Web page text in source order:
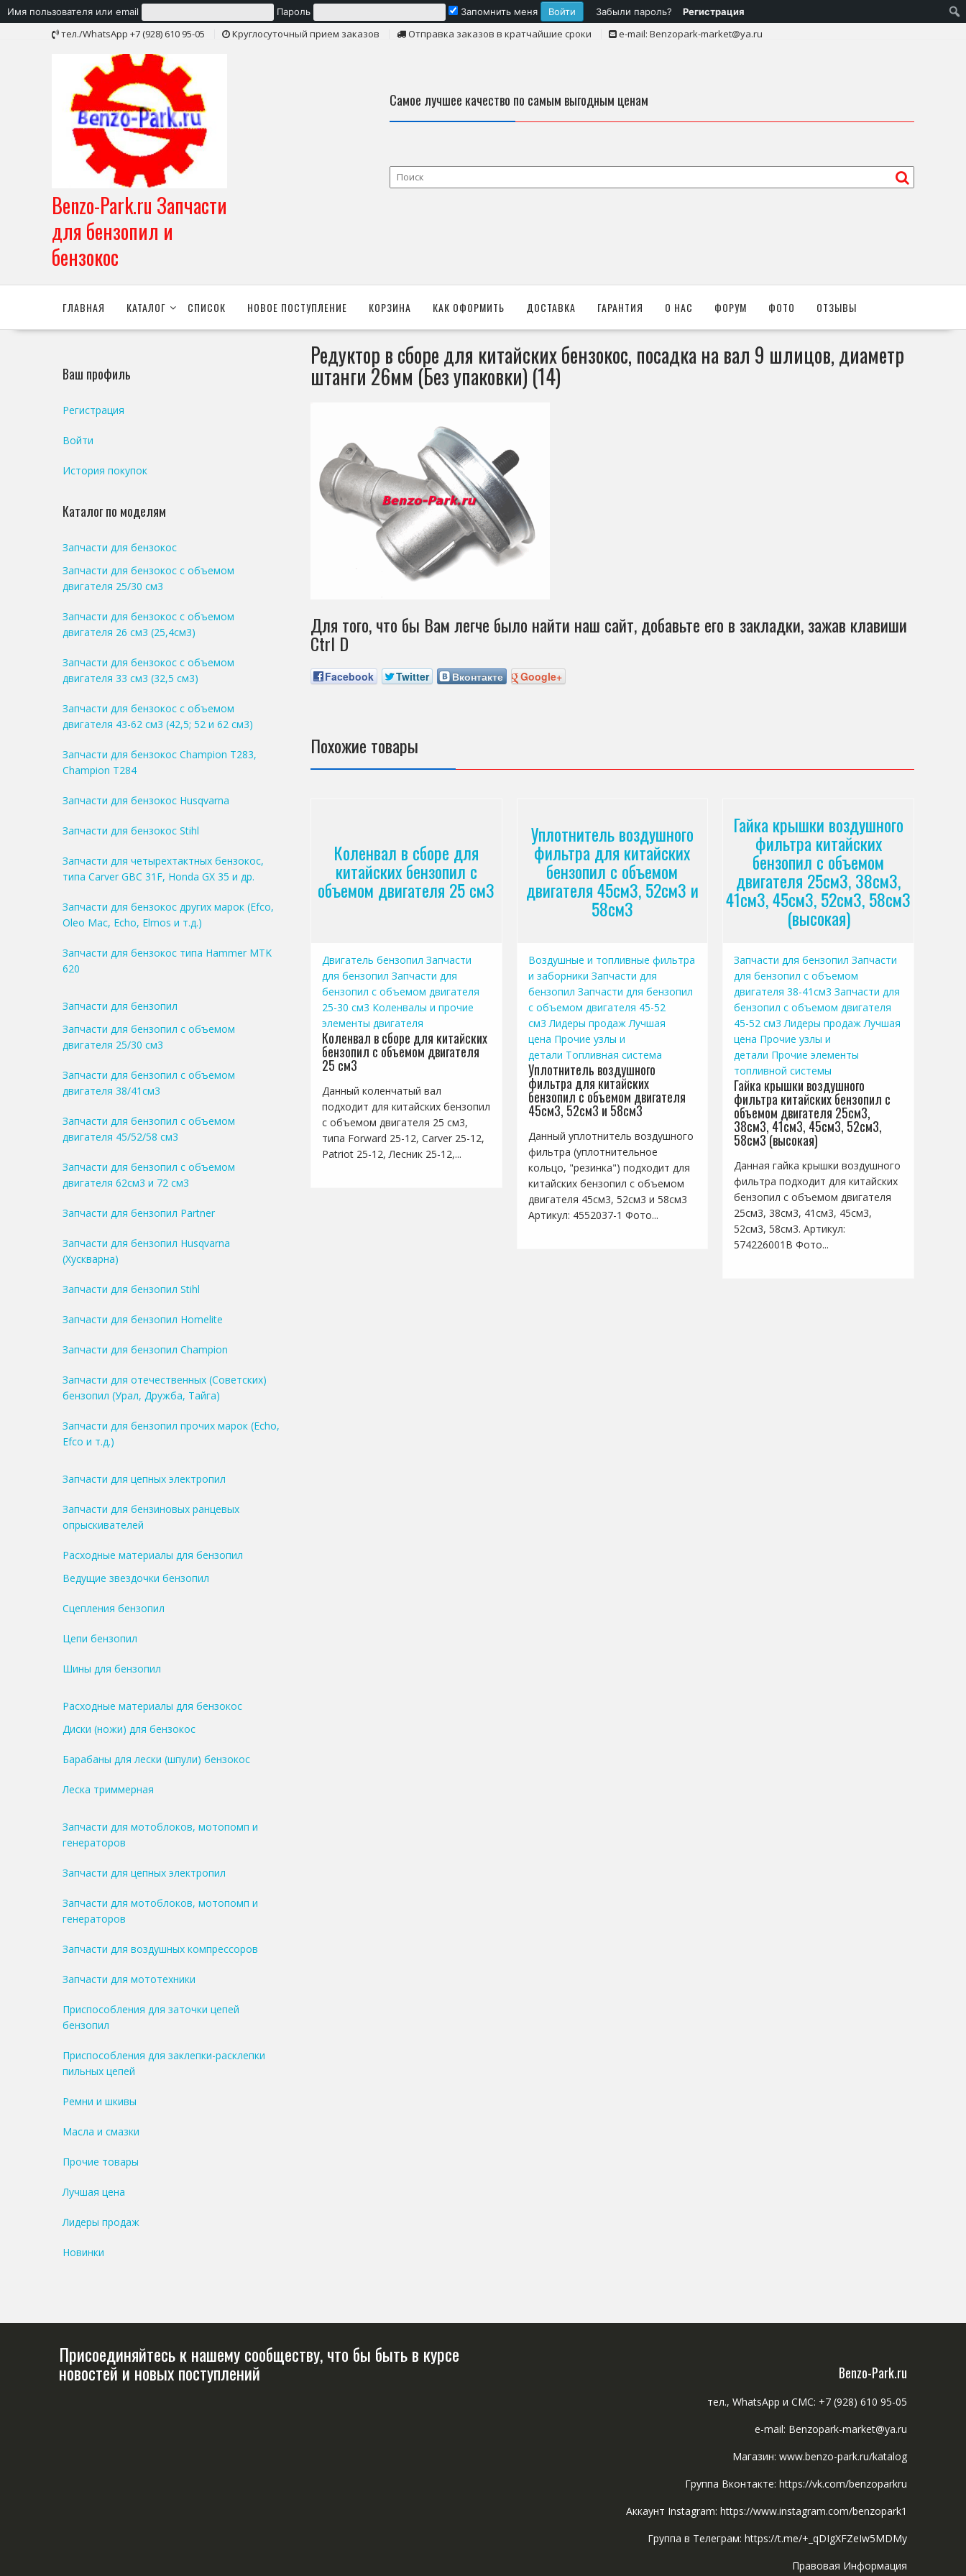
Имя пользователя или email Пароль Запомнить меня Забыли пароль? Регистрация
тел./WhatsApp +7 (928) 610 95-05 Круглосуточный прием заказов Отправка заказов в кратчайшие сроки e-mail: Benzopark-market@ya.ru
Benzo-Park.ru Запчасти
для бензопил и
бензокос
Самое лучшее качество по самым выгодным ценам
ГЛАВНАЯ КАТАЛОГ СПИСОК НОВОЕ ПОСТУПЛЕНИЕ КОРЗИНА КАК ОФОРМИТЬ ДОСТАВКА ГАРАНТИЯ О НАС ФОРУМ ФОТО ОТЗЫВЫ
Редуктор в сборе для китайских бензокос, посадка на вал 9 шлицов, диаметр
штанги 26мм (Без упаковки) (14)
Для того, что бы Вам легче было найти наш сайт, добавьте его в закладки, зажав клавиши
Ctrl D
Facebook Twitter Вконтакте Google+
Похожие товары
Коленвал в сборе для
китайских бензопил с
объемом двигателя 25 см3
Двигатель бензопил Запчасти
для бензопил Запчасти для
бензопил с объемом двигателя
25-30 см3 Коленвалы и прочие
элементы двигателя
Коленвал в сборе для китайских
бензопил с объемом двигателя
25 см3
Данный коленчатый вал
подходит для китайских бензопил
с объемом двигателя 25 см3,
типа Forward 25-12, Carver 25-12,
Patriot 25-12, Лесник 25-12,...
Уплотнитель воздушного
фильтра для китайских
бензопил с объемом
двигателя 45см3, 52см3 и
58см3
Воздушные и топливные фильтра
и заборники Запчасти для
бензопил Запчасти для бензопил
с объемом двигателя 45-52
см3 Лидеры продаж Лучшая
цена Прочие узлы и
детали Топливная система
Уплотнитель воздушного
фильтра для китайских
бензопил с объемом двигателя
45см3, 52см3 и 58см3
Данный уплотнитель воздушного
фильтра (уплотнительное
кольцо, "резинка") подходит для
китайских бензопил с объемом
двигателя 45см3, 52см3 и 58см3
Артикул: 4552037-1 Фото...
Гайка крышки воздушного
фильтра китайских
бензопил с объемом
двигателя 25см3, 38см3,
41см3, 45см3, 52см3, 58см3
(высокая)
Запчасти для бензопил Запчасти
для бензопил с объемом
двигателя 38-41см3 Запчасти для
бензопил с объемом двигателя
45-52 см3 Лидеры продаж Лучшая
цена Прочие узлы и
детали Прочие элементы
топливной системы
Гайка крышки воздушного
фильтра китайских бензопил с
объемом двигателя 25см3,
38см3, 41см3, 45см3, 52см3,
58см3 (высокая)
Данная гайка крышки воздушного
фильтра подходит для китайских
бензопил с объемом двигателя
25см3, 38см3, 41см3, 45см3,
52см3, 58см3. Артикул:
574226001B Фото...
Ваш профиль
Регистрация
Войти
История покупок
Каталог по моделям
Запчасти для бензокос
Запчасти для бензокос с объемом
двигателя 25/30 см3
Запчасти для бензокос с объемом
двигателя 26 см3 (25,4см3)
Запчасти для бензокос с объемом
двигателя 33 см3 (32,5 см3)
Запчасти для бензокос с объемом
двигателя 43-62 см3 (42,5; 52 и 62 см3)
Запчасти для бензокос Champion T283,
Champion T284
Запчасти для бензокос Husqvarna
Запчасти для бензокос Stihl
Запчасти для четырехтактных бензокос,
типа Carver GBC 31F, Honda GX 35 и др.
Запчасти для бензокос других марок (Efco,
Oleo Mac, Echo, Elmos и т.д.)
Запчасти для бензокос типа Hammer MTK
620
Запчасти для бензопил
Запчасти для бензопил с объемом
двигателя 25/30 см3
Запчасти для бензопил с объемом
двигателя 38/41см3
Запчасти для бензопил с объемом
двигателя 45/52/58 см3
Запчасти для бензопил с объемом
двигателя 62см3 и 72 см3
Запчасти для бензопил Partner
Запчасти для бензопил Husqvarna
(Хускварна)
Запчасти для бензопил Stihl
Запчасти для бензопил Homelite
Запчасти для бензопил Champion
Запчасти для отечественных (Советских)
бензопил (Урал, Дружба, Тайга)
Запчасти для бензопил прочих марок (Echo,
Efco и т.д.)
Запчасти для цепных электропил
Запчасти для бензиновых ранцевых
опрыскивателей
Расходные материалы для бензопил
Ведущие звездочки бензопил
Сцепления бензопил
Цепи бензопил
Шины для бензопил
Расходные материалы для бензокос
Диски (ножи) для бензокос
Барабаны для лески (шпули) бензокос
Леска триммерная
Запчасти для мотоблоков, мотопомп и
генераторов
Запчасти для цепных электропил
Запчасти для мотоблоков, мотопомп и
генераторов
Запчасти для воздушных компрессоров
Запчасти для мототехники
Приспособления для заточки цепей
бензопил
Приспособления для заклепки-расклепки
пильных цепей
Ремни и шкивы
Масла и смазки
Прочие товары
Лучшая цена
Лидеры продаж
Новинки
Присоединяйтесь к нашему сообществу, что бы быть в курсе
новостей и новых поступлений Benzo-Park.ru
тел., WhatsApp и СМС: +7 (928) 610 95-05
e-mail: Benzopark-market@ya.ru
Магазин: www.benzo-park.ru/katalog
Группа Вконтакте: https://vk.com/benzoparkru
Аккаунт Instagram: https://www.instagram.com/benzopark1
Группа в Телеграм: https://t.me/+_qDIgXFZeIw5MDMy
Правовая Информация